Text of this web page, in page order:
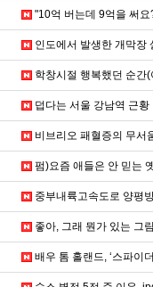
"10억 버는데 9억을 써
인도에서 발생한 개막장
학창시절 행복했던 순간
덥다는 서울 강남역 근황
비브리오 패혈증의 무서
펌)요즘 애들은 안 믿는
중부내륙고속도로 양평
좋아, 그래 뭔가 있는 그
배우 톰 홀랜드, ‘스파이